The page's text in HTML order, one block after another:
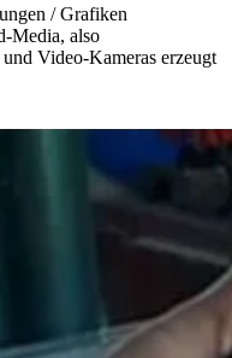
/ Grafiken
Media, also
Video-Kameras erzeugt